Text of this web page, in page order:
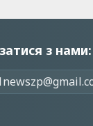
з нами: